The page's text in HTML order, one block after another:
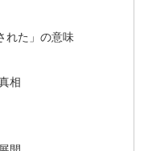
れた」の意味
相